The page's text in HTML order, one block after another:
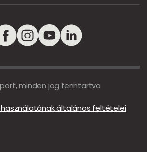
minden jog fenntartva
használatának általános feltételei